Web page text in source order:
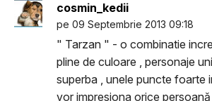
cosmin_kedii
pe 09 Septembrie 2013 09:18
" Tarzan " - o combinatie
pline de culoare , personaje
superba , unele puncte foarte
vor impresiona orice